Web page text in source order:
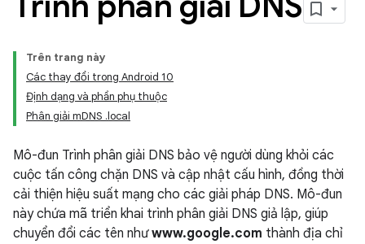
Trên trang này
Các thay đổi trong Android 10
Định dạng và phần phụ thuộc
Phân giải mDNS .local
Mô-đun Trình phân giải DNS bảo vệ người dùng khỏi các
cuộc tấn công chặn DNS và cập nhật cấu hình, đồng thời
cải thiện hiệu suất mạng cho các giải pháp DNS. Mô-đun
này chứa mã triển khai trình phân giải DNS giả lập, giúp
chuyển đổi các tên nhưwww.google.com thành địa chỉ